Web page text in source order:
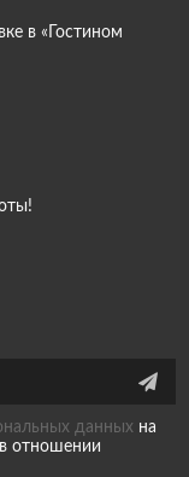
в «Гостином
данных на
в отношении